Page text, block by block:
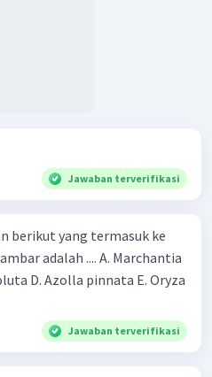
Jawaban terverifikasi
berikut yang termasuk ke
adalah .... A. Marchantia
D. Azolla pinnata E. Oryza
Jawaban terverifikasi